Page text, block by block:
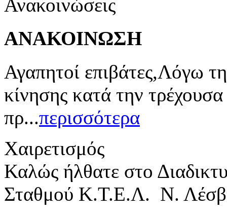
Ανακοινώσεις
ΑΝΑΚΟΙΝΩΣΗ
Αγαπητοί επιβάτες,Λόγω
κίνησης κατά την
πρ...περισσότερα
Χαιρετισμός
Καλώς ήλθατε στο
Σταθμού Κ.Τ.Ε.Λ. Ν.